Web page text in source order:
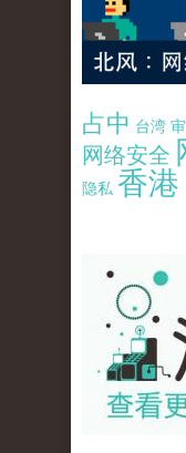
占中 台湾
网络安全
隐私 香港
pao-pao-